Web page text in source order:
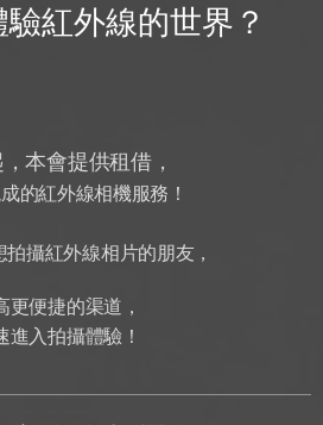
紅外線的世界？
本會提供租借，
的紅外線相機服務！
攝紅外線相片的朋友，
更便捷的渠道，
進入拍攝體驗！